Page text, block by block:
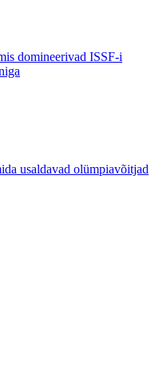
domineerivad ISSF-i
usaldavad olümpiavõitjad